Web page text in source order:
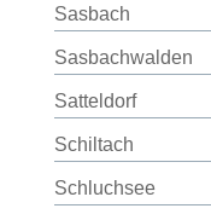
Sasbach
Sasbachwalden
Satteldorf
Schiltach
Schluchsee